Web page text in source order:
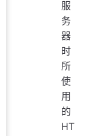
服
务
器
时
所
使
用
的
HT